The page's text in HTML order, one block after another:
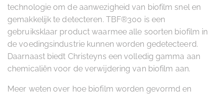
technologie om de aanwezigheid van biofilm snel en
gemakkelijk te detecteren. TBF®300 is een
gebruiksklaar product waarmee alle soorten biofilm in
de voedingsindustrie kunnen worden gedetecteerd.
Daarnaast biedt Christeyns een volledig gamma aan
chemicaliën voor de verwijdering van biofilm aan.
Meer weten over hoe biofilm worden gevormd en